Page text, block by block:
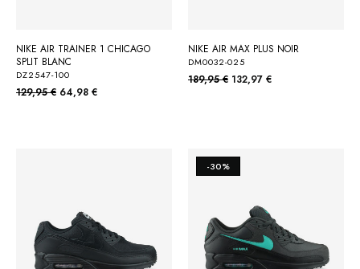
NIKE AIR TRAINER 1 CHICAGO
SPLIT BLANC
DZ2547-100
129,95 € 64,98 €
NIKE AIR MAX PLUS NOIR
DM0032-025
189,95 € 132,97 €
-30%